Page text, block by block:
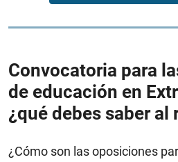
Convocatoria para
de educación en
¿qué debes saber al
¿Cómo son las oposiciones